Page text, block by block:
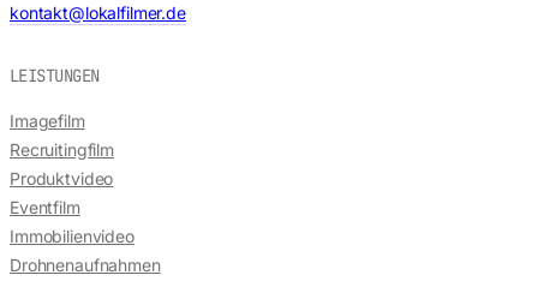
kontakt@lokalfilmer.de
LEISTUNGEN
Imagefilm
Recruitingfilm
Produktvideo
Eventfilm
Immobilienvideo
Drohnenaufnahmen